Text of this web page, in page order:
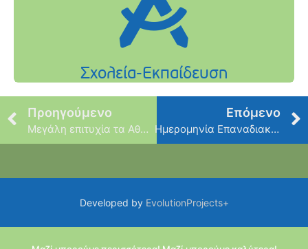
Προηγούμενο
Μεγάλη επιτυχία τα Αθλητικά Δρώμενα
Επόμενο
Ημερομηνία Επαναδιακήρυξης Διαγωνισμού
Developed by EvolutionProjects+